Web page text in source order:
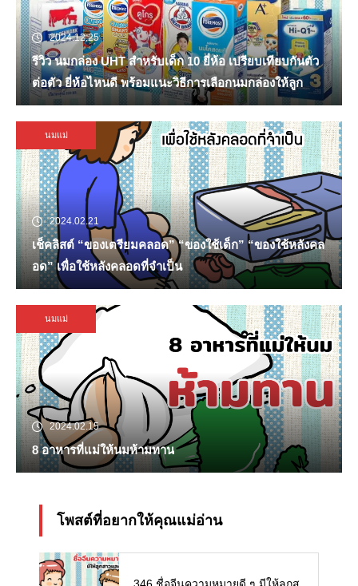
2024.12.25
รีวิว นมกล่อง UHT สำหรับเด็ก 10 ยี่ห้อ เปรียบเทียบกันตัว
ต่อตัว ยี่ห้อไหนดี พร้อมแนะวิธีการเลือกนมกล่องให้ลูก
นมแม่
2024.02.21
เช็คลิสต์ “ของเตรียมคลอด” “ของใช้เด็ก” “ของใช้หลังคล
อด” เพื่อใช้หลังคลอดที่จำเป็น
นมแม่
2024.02.15
8 อาหารที่แม่ให้นมห้ามทาน
โพสต์ที่อยากให้คุณแม่อ่าน